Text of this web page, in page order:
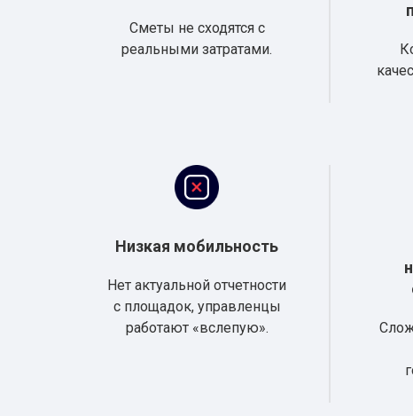
Сметы не сходятся с
реальными затратами.
Низкая мобильность
Нет актуальной отчетности
с площадок, управленцы
работают «вслепую».